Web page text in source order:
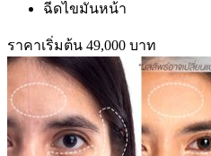
ฉีดไขมันหน้า
ราคาเริ่มต้น 49,000 บาท